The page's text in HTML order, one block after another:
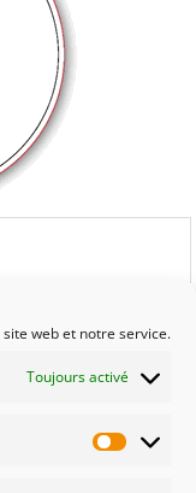
web et notre service.
Toujours activé